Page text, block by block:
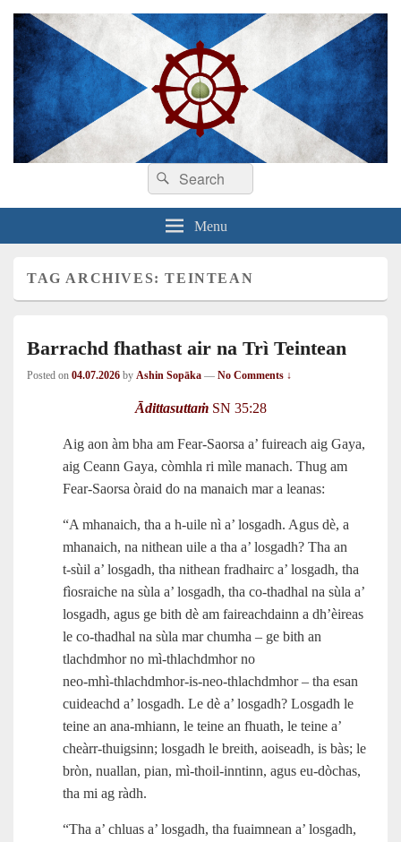
Search
for:
Search
Menu
TAG ARCHIVES:TEINTEAN
Barrachd fhathast air na Trì Teintean
Posted on 04.07.2026 by Ashin Sopāka — No Comments ↓
ĀdittasuttaṁSN 35:28
Aig aon àm bha am Fear-Saorsa a’ fuireach aig Gaya,
aig Ceann Gaya, còmhla ri mìle manach. Thug am
Fear-Saorsa òraid do na manaich mar a leanas:
“A mhanaich, tha a h‑uile nì a’ losgadh. Agus dè, a
mhanaich, na nithean uile a tha a’ losgadh? Tha an
t‑sùil a’ losgadh, tha nithean fradhairc a’ losgadh, tha
fìosraiche na sùla a’ losgadh, tha co-thadhal na sùla a’
losgadh, agus ge bith dè am faireachdainn a dh’èireas
le co-thadhal na sùla mar chumha – ge bith an
tlachdmhor no mì-thlachdmhor no
neo‑mhì‑thlachdmhor‑is‑neo‑thlachdmhor – tha esan
cuideachd a’ losgadh. Le dè a’ losgadh? Losgadh le
teine an ana‑mhiann, le teine an fhuath, le teine a’
cheàrr‑thuigsinn; losgadh le breith, aoiseadh, is bàs; le
bròn, nuallan, pian, mì‑thoil-inntinn, agus eu‑dòchas,
tha mi ag ràdh.
“Tha a’ chluas a’ losgadh, tha fuaimnean a’ losgadh,